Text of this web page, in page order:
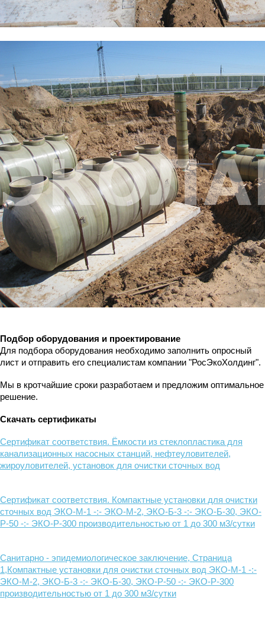
Подбор оборудования и проектирование
Для подбора оборудования необходимо заполнить опросный
лист и отправить его специалистам компании "РосЭкоХолдинг".
Мы в кротчайшие сроки разработаем и предложим оптимальное
решение.
Скачать сертификаты
Сертификат соответствия. Ёмкости из стеклопластика для
канализационных насосных станций, нефтеуловителей,
жироуловителей, установок для очистки сточных вод
Сертификат соответствия. Компактные установки для очистки
сточных вод ЭКО-М-1 -:- ЭКО-М-2, ЭКО-Б-3 -:- ЭКО-Б-30, ЭКО-
Р-50 -:- ЭКО-Р-300 производительностью от 1 до 300 м3/сутки
Санитарно - эпидемиологическое заключение, Страница
1,Компактные установки для очистки сточных вод ЭКО-М-1 -:-
ЭКО-М-2, ЭКО-Б-3 -:- ЭКО-Б-30, ЭКО-Р-50 -:- ЭКО-Р-300
производительностью от 1 до 300 м3/сутки